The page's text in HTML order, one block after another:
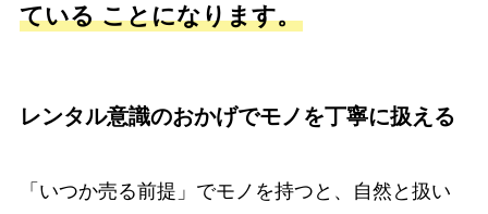
ている ことになります。
レンタル意識のおかげでモノを丁寧に扱える
「いつか売る前提」でモノを持つと、自然と扱い